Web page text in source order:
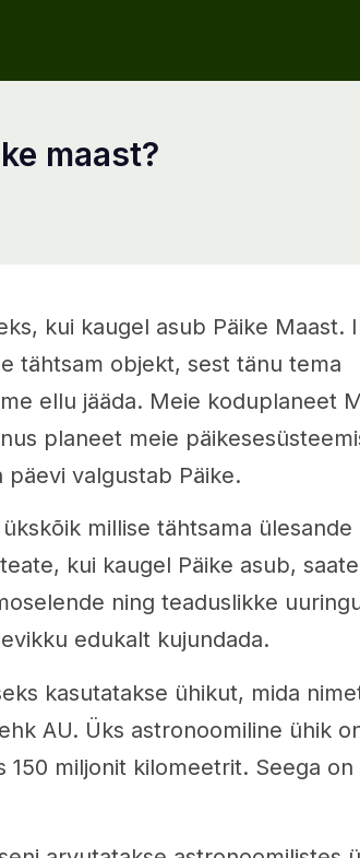
maast?
kui kaugel asub Päike Maast.
tähtsam objekt, sest tänu tema
ellu jääda. Meie koduplaneet
planeet meie
valgustab Päike.
millise tähtsama ülesande
kui kaugel Päike asub, saate
ning teaduslikke
edukalt kujundada.
kasutatakse ühikut, mida
AU. Üks astronoomiline ühik
150 miljonit kilomeetrit. Seega on